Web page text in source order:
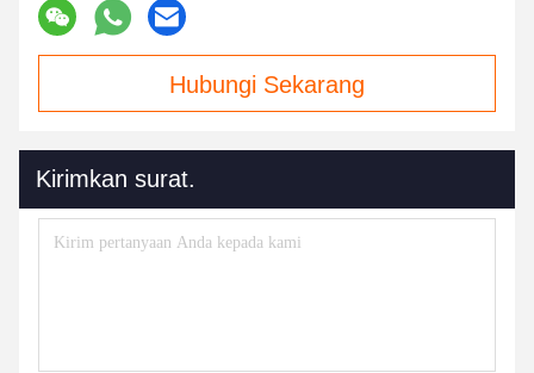
Hubungi Sekarang
Kirimkan surat.